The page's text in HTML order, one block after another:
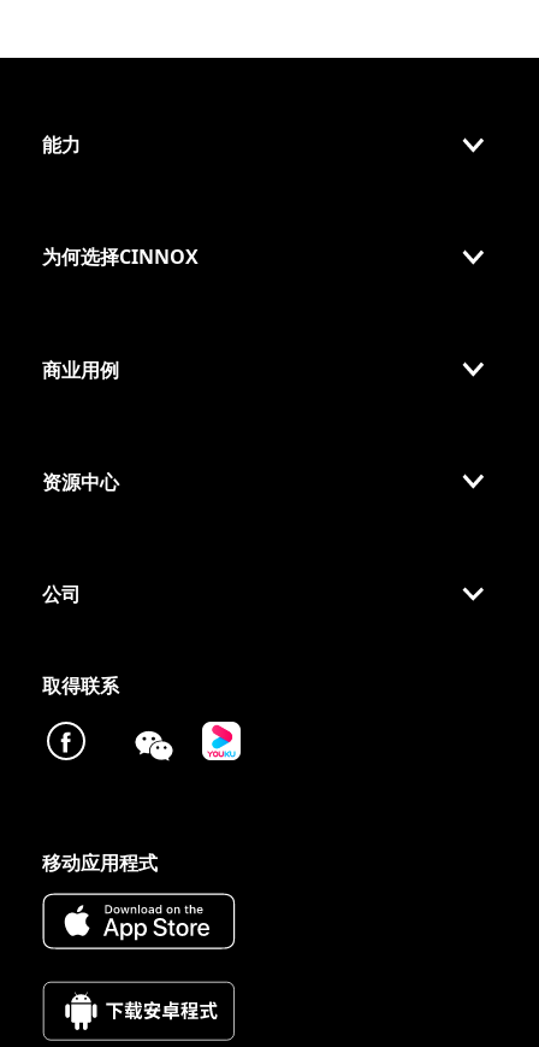
能力
为何选择CINNOX
商业用例
资源中心
公司
取得联系
移动应用程式